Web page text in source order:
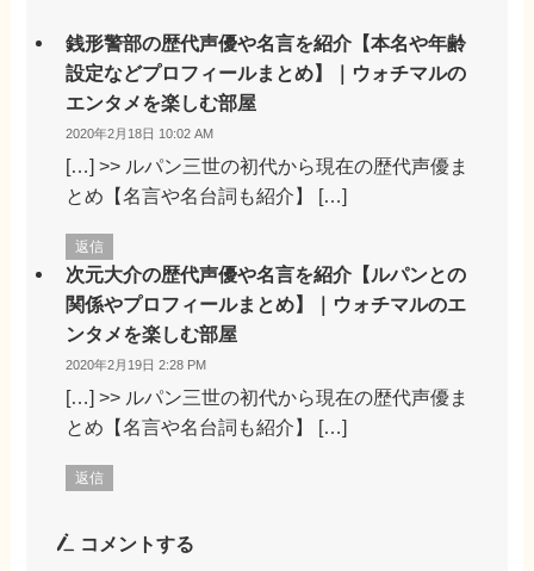
銭形警部の歴代声優や名言を紹介【本名や年齢
設定などプロフィールまとめ】｜ウォチマルの
エンタメを楽しむ部屋
2020年2月18日 10:02 AM
[…] >> ルパン三世の初代から現在の歴代声優ま
とめ【名言や名台詞も紹介】 […]
返信
次元大介の歴代声優や名言を紹介【ルパンとの
関係やプロフィールまとめ】｜ウォチマルのエ
ンタメを楽しむ部屋
2020年2月19日 2:28 PM
[…] >> ルパン三世の初代から現在の歴代声優ま
とめ【名言や名台詞も紹介】 […]
返信
コメントする